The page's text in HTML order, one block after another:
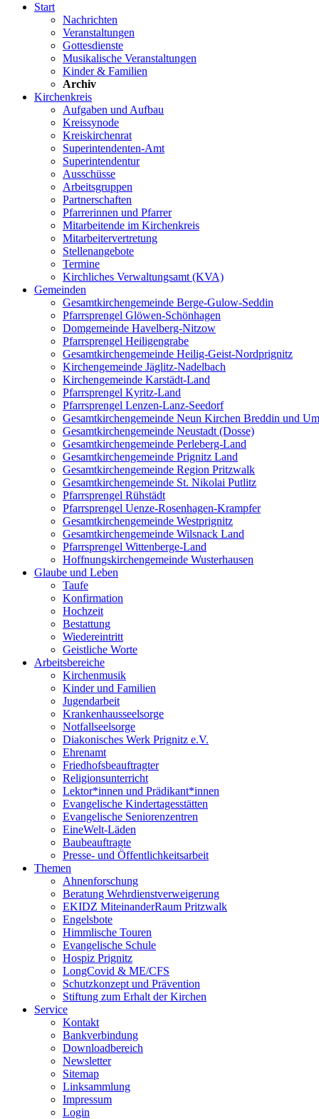
Start
Nachrichten
Veranstaltungen
Gottesdienste
Musikalische Veranstaltungen
Kinder & Familien
Archiv
Kirchenkreis
Aufgaben und Aufbau
Kreissynode
Kreiskirchenrat
Superintendenten-Amt
Superintendentur
Ausschüsse
Arbeitsgruppen
Partnerschaften
Pfarrerinnen und Pfarrer
Mitarbeitende im Kirchenkreis
Mitarbeitervertretung
Stellenangebote
Termine
Kirchliches Verwaltungsamt (KVA)
Gemeinden
Gesamtkirchengemeinde Berge-Gulow-Seddin
Pfarrsprengel Glöwen-Schönhagen
Domgemeinde Havelberg-Nitzow
Pfarrsprengel Heiligengrabe
Gesamtkirchengemeinde Heilig-Geist-Nordprignitz
Kirchengemeinde Jäglitz-Nadelbach
Kirchengemeinde Karstädt-Land
Pfarrsprengel Kyritz-Land
Pfarrsprengel Lenzen-Lanz-Seedorf
Gesamtkirchengemeinde Neun Kirchen Breddin und
Gesamtkirchengemeinde Neustadt (Dosse)
Gesamtkirchengemeinde Perleberg-Land
Gesamtkirchengemeinde Prignitz Land
Gesamtkirchengemeinde Region Pritzwalk
Gesamtkirchengemeinde St. Nikolai Putlitz
Pfarrsprengel Rühstädt
Pfarrsprengel Uenze-Rosenhagen-Krampfer
Gesamtkirchengemeinde Westprignitz
Gesamtkirchengemeinde Wilsnack Land
Pfarrsprengel Wittenberge-Land
Hoffnungskirchengemeinde Wusterhausen
Glaube und Leben
Taufe
Konfirmation
Hochzeit
Bestattung
Wiedereintritt
Geistliche Worte
Arbeitsbereiche
Kirchenmusik
Kinder und Familien
Jugendarbeit
Krankenhausseelsorge
Notfallseelsorge
Diakonisches Werk Prignitz e.V.
Ehrenamt
Friedhofsbeauftragter
Religionsunterricht
Lektor*innen und Prädikant*innen
Evangelische Kindertagesstätten
Evangelische Seniorenzentren
EineWelt-Läden
Baubeauftragte
Presse- und Öffentlichkeitsarbeit
Themen
Ahnenforschung
Beratung Wehrdienstverweigerung
EKIDZ MiteinanderRaum Pritzwalk
Engelsbote
Himmlische Touren
Evangelische Schule
Hospiz Prignitz
LongCovid & ME/CFS
Schutzkonzept und Prävention
Stiftung zum Erhalt der Kirchen
Service
Kontakt
Bankverbindung
Downloadbereich
Newsletter
Sitemap
Linksammlung
Impressum
Login